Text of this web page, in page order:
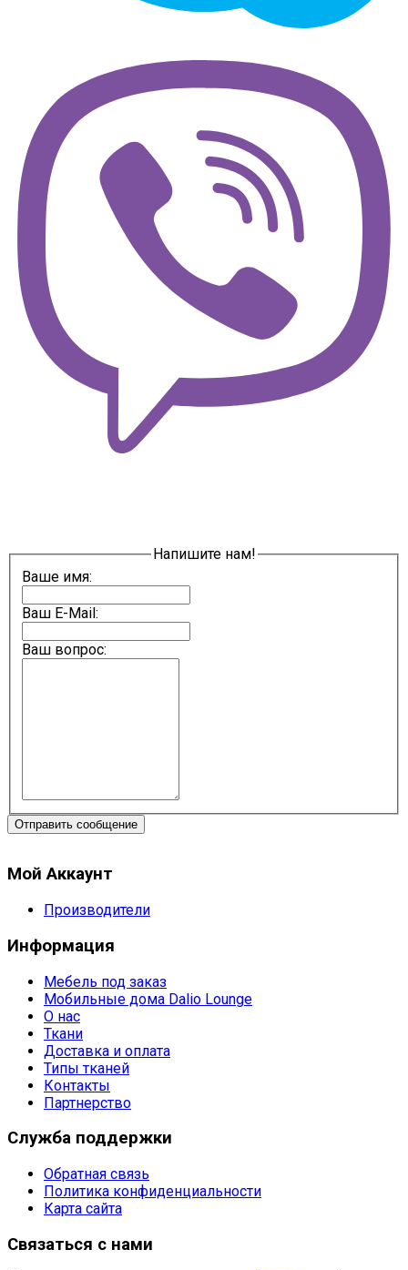
Напишите нам!
Ваше имя:
Ваш E-Mail:
Ваш вопрос:
Отправить сообщение
Мой Аккаунт
Производители
Информация
Мебель под заказ
Мобильные дома Dalio Lounge
О нас
Ткани
Доставка и оплата
Типы тканей
Контакты
Партнерство
Служба поддержки
Обратная связь
Политика конфиденциальности
Карта сайта
Связаться с нами